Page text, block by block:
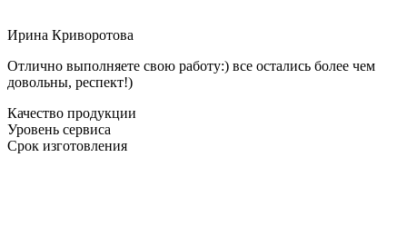
Ирина Криворотова
Отлично выполняете свою работу:) все остались более чем
довольны, респект!)
Качество продукции
Уровень сервиса
Срок изготовления